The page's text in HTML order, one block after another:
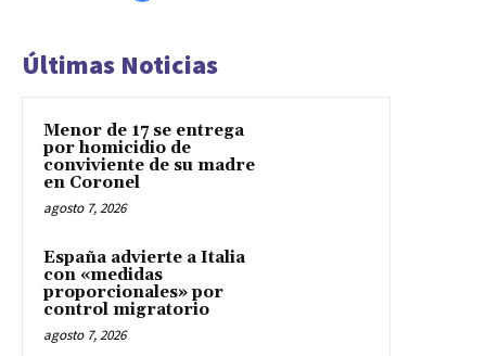
Últimas Noticias
Menor de 17 se entrega
por homicidio de
conviviente de su madre
en Coronel
agosto 7, 2026
España advierte a Italia
con «medidas
proporcionales» por
control migratorio
agosto 7, 2026